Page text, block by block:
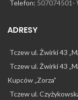
Telefon: 507074501-
ADRESY
Tczew ul. Żwirki 43
Tczew ul. Żwirki 43
Kupców „Zorza”
Tczew ul.